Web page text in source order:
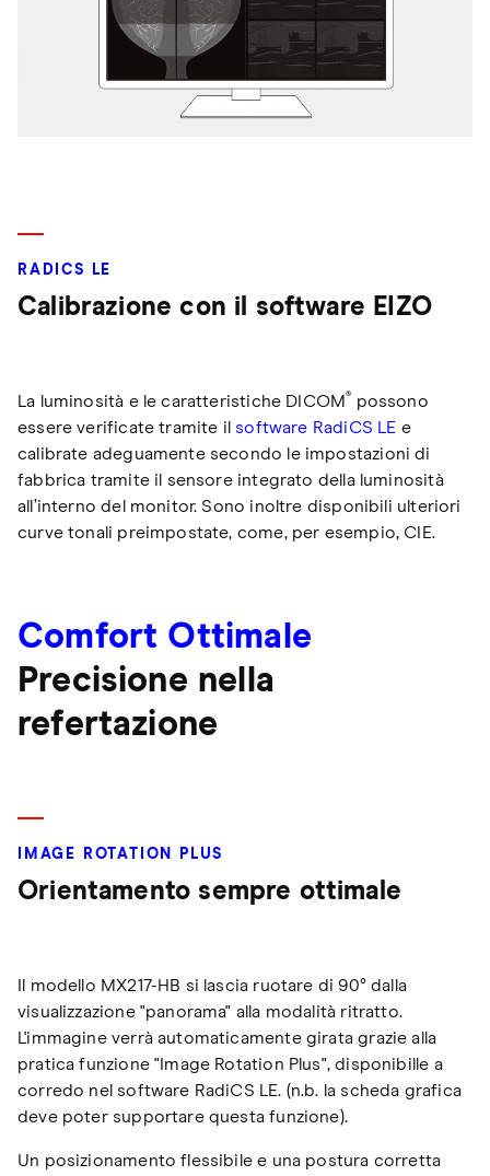
RADICS LE
Calibrazione con il software EIZO
La luminosità e le caratteristiche DICOM® possono
essere verificate tramite il software RadiCS LE e
calibrate adeguamente secondo le impostazioni di
fabbrica tramite il sensore integrato della luminosità
all’interno del monitor. Sono inoltre disponibili ulteriori
curve tonali preimpostate, come, per esempio, CIE.
Comfort Ottimale
Precisione nella
refertazione
IMAGE ROTATION PLUS
Orientamento sempre ottimale
Il modello MX217-HB si lascia ruotare di 90° dalla
visualizzazione "panorama" alla modalità ritratto.
L'immagine verrà automaticamente girata grazie alla
pratica funzione "Image Rotation Plus", disponibille a
corredo nel software RadiCS LE. (n.b. la scheda grafica
deve poter supportare questa funzione).
Un posizionamento flessibile e una postura corretta